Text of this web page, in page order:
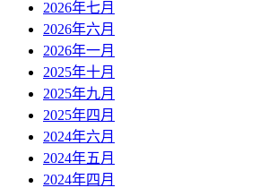
2026年七月
2026年六月
2026年一月
2025年十月
2025年九月
2025年四月
2024年六月
2024年五月
2024年四月